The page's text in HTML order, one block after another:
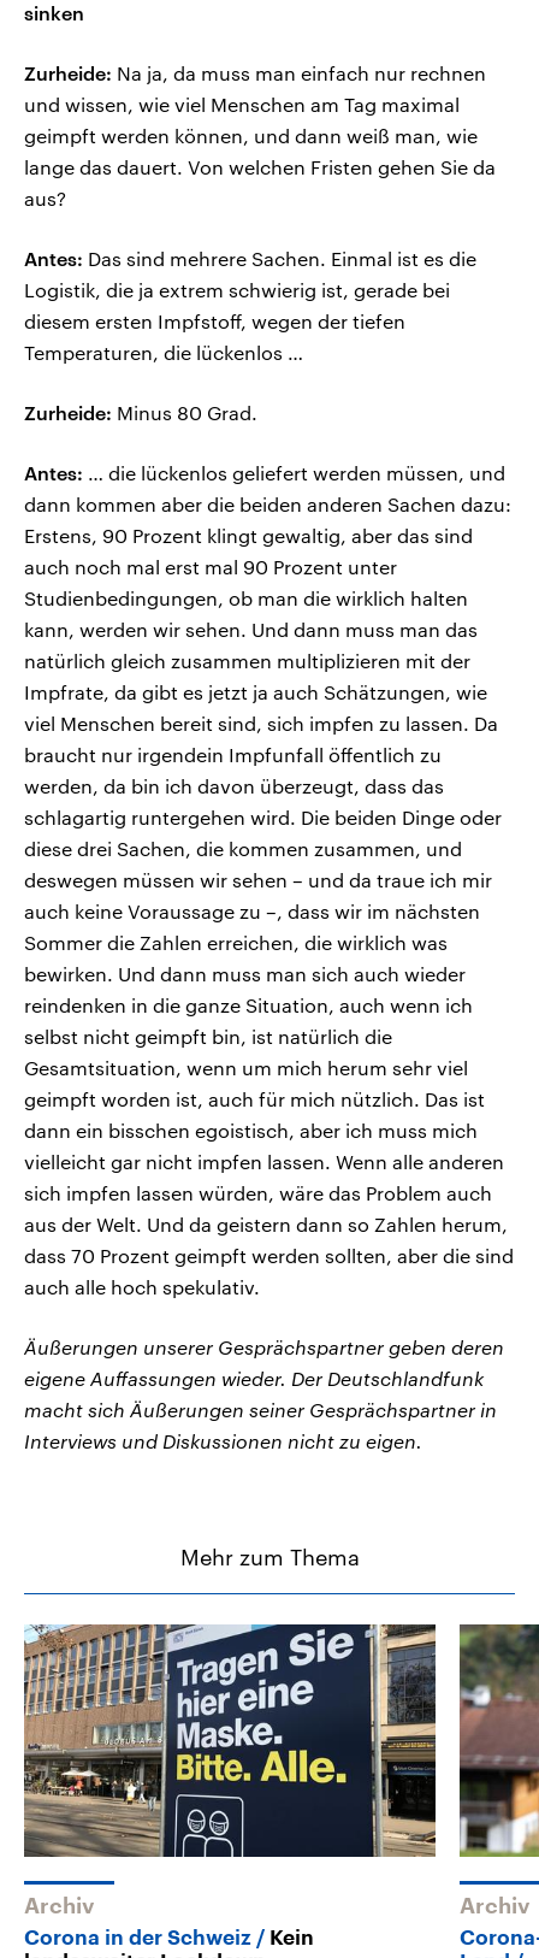
sinken
Zurheide: Na ja, da muss man einfach nur rechnen
und wissen, wie viel Menschen am Tag maximal
geimpft werden können, und dann weiß man, wie
lange das dauert. Von welchen Fristen gehen Sie da
aus?
Antes: Das sind mehrere Sachen. Einmal ist es die
Logistik, die ja extrem schwierig ist, gerade bei
diesem ersten Impfstoff, wegen der tiefen
Temperaturen, die lückenlos …
Zurheide: Minus 80 Grad.
Antes: … die lückenlos geliefert werden müssen, und
dann kommen aber die beiden anderen Sachen dazu:
Erstens, 90 Prozent klingt gewaltig, aber das sind
auch noch mal erst mal 90 Prozent unter
Studienbedingungen, ob man die wirklich halten
kann, werden wir sehen. Und dann muss man das
natürlich gleich zusammen multiplizieren mit der
Impfrate, da gibt es jetzt ja auch Schätzungen, wie
viel Menschen bereit sind, sich impfen zu lassen. Da
braucht nur irgendein Impfunfall öffentlich zu
werden, da bin ich davon überzeugt, dass das
schlagartig runtergehen wird. Die beiden Dinge oder
diese drei Sachen, die kommen zusammen, und
deswegen müssen wir sehen – und da traue ich mir
auch keine Voraussage zu –, dass wir im nächsten
Sommer die Zahlen erreichen, die wirklich was
bewirken. Und dann muss man sich auch wieder
reindenken in die ganze Situation, auch wenn ich
selbst nicht geimpft bin, ist natürlich die
Gesamtsituation, wenn um mich herum sehr viel
geimpft worden ist, auch für mich nützlich. Das ist
dann ein bisschen egoistisch, aber ich muss mich
vielleicht gar nicht impfen lassen. Wenn alle anderen
sich impfen lassen würden, wäre das Problem auch
aus der Welt. Und da geistern dann so Zahlen herum,
dass 70 Prozent geimpft werden sollten, aber die sind
auch alle hoch spekulativ.
Äußerungen unserer Gesprächspartner geben deren
eigene Auffassungen wieder. Der Deutschlandfunk
macht sich Äußerungen seiner Gesprächspartner in
Interviews und Diskussionen nicht zu eigen.
Mehr zum Thema
Archiv
Corona in der Schweiz
Kein
Archiv